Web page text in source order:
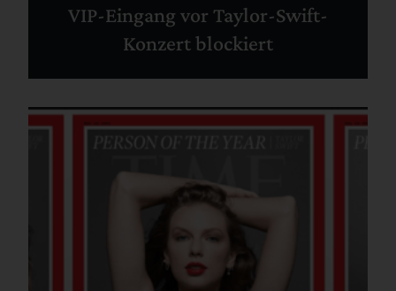
VIP-Eingang vor Taylor-Swift-
Konzert blockiert